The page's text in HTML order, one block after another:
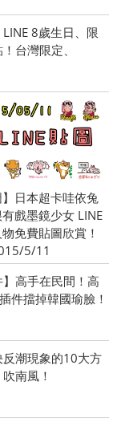
LINE 8歲生日、限
台灣限定、
】日本超卡哇依兔
戲墨鏡少女 LINE
免費貼圖欣賞！
5/11
】高手在民間！高
件擋掉韓國瑜臉！
反潮現象的10大方
南風！